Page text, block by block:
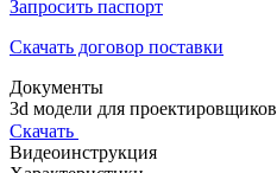
Запросить паспорт
Скачать договор поставки
Документы
3d модели для проектировщиков
Скачать
Видеоинструкция